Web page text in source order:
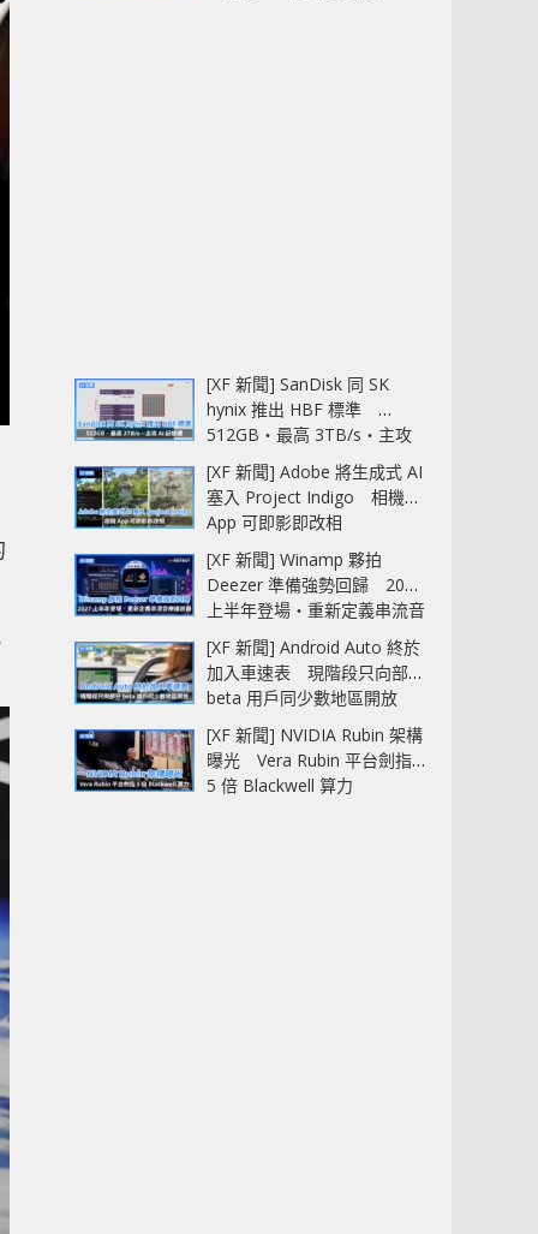
[XF 新聞] SanDisk 同 SK
hynix 推出 HBF 標準
512GB‧最高 3TB/s‧主攻
AI 記憶體
[XF 新聞] Adobe 將生成式 AI
塞入 Project Indigo 相機
App 可即影即改相
[XF 新聞] Winamp 夥拍
Deezer 準備強勢回歸 2027
上半年登場‧重新定義串流音
樂播放器
[XF 新聞] Android Auto 終於
加入車速表 現階段只向部分
beta 用戶同少數地區開放
[XF 新聞] NVIDIA Rubin 架構
曝光 Vera Rubin 平台劍指
5 倍 Blackwell 算力